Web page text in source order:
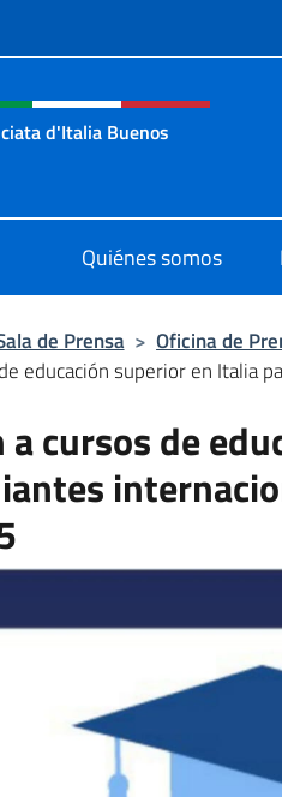
sitio web,
d'Italia Buenos
Quiénes somos
de Prensa > Oficina de
educación superior en Italia
cursos de